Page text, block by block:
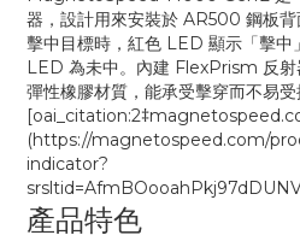
器，設計用來安裝於 AR500 鋼板
擊中目標時，紅色 LED 顯示「擊中
LED 為未中。內建 FlexPrism 反
彈性橡膠材質，能承受擊穿而不易受
(https://magnetospeed.com/
indicator?
產品特色